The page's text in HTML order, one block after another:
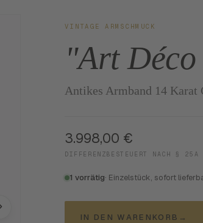
VINTAGE ARMSCHMUCK
"Art
Antikes Armband 14
3.998,00 €
DIFFERENZBESTEUERT NACH § 25A
1 vorrätig· Einzelstück, sofort
IN DEN WARENKORB →